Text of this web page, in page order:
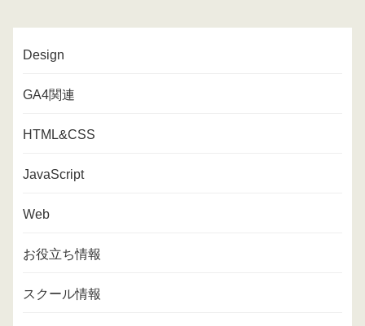
Design
GA4関連
HTML&CSS
JavaScript
Web
お役立ち情報
スクール情報